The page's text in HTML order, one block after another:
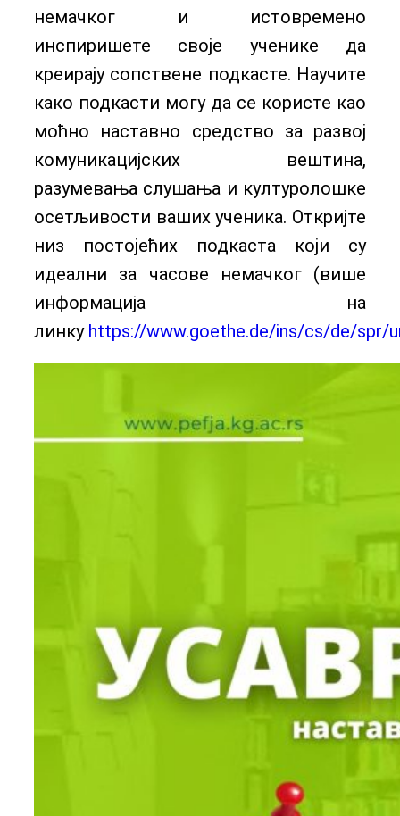
немачког и истовремено
инспиришете своје ученике да
креирају сопствене подкасте. Научите
како подкасти могу да се користе као
моћно наставно средство за развој
комуникацијских вештина,
разумевања слушања и културолошке
осетљивости ваших ученика. Откријте
низ постојећих подкаста који су
идеални за часове немачког (више
информација на
линку https://www.goethe.de/ins/cs/de/spr/